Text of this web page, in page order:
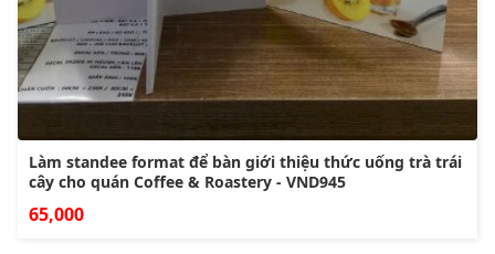
Làm standee format để bàn giới thiệu thức uống trà trái
cây cho quán Coffee & Roastery - VND945
65,000